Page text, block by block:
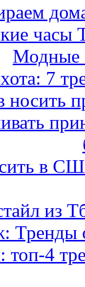
часы
Модные
7
носить
в
из
Тренды
топ-4